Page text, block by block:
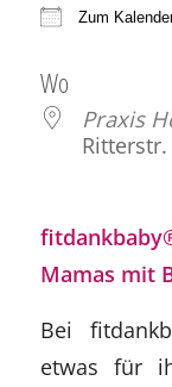
Zum
Wo
Praxis
Mamas mit
Bei
etwas für